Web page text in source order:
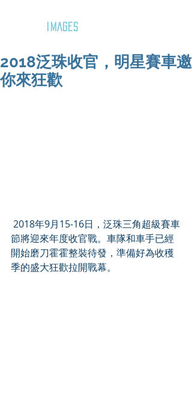
IMAGES
2018泛珠收官，明星賽車邀
你來狂歡
節將迎來年度收官戰。車隊和車手已經
開始磨刀霍霍整裝待發，準備好為收穫
季的盛大狂歡拉開戰幕。